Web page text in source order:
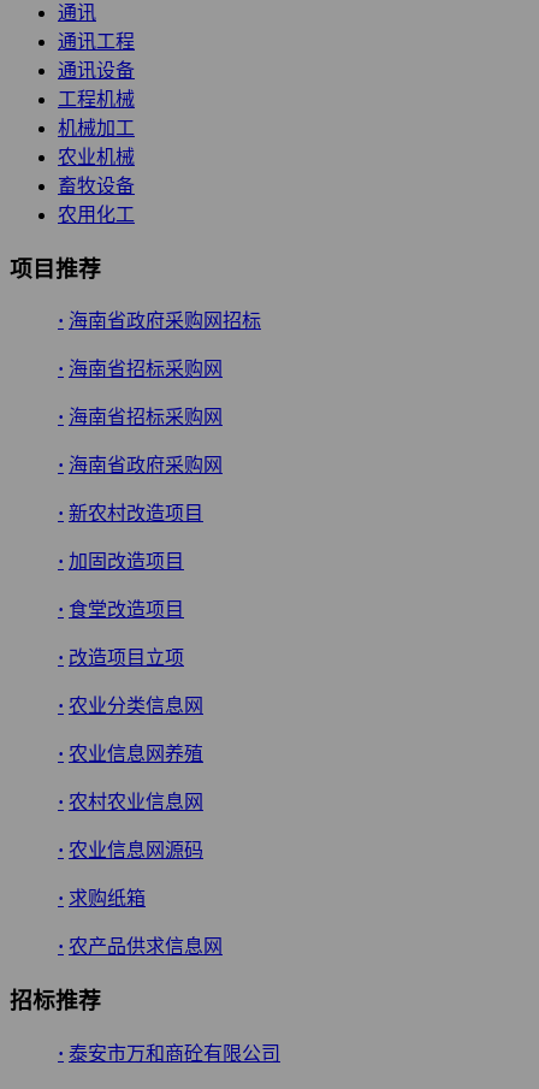
通讯
通讯工程
通讯设备
工程机械
机械加工
农业机械
畜牧设备
农用化工
项目推荐
· 海南省政府采购网招标
· 海南省招标采购网
· 海南省招标采购网
· 海南省政府采购网
· 新农村改造项目
· 加固改造项目
· 食堂改造项目
· 改造项目立项
· 农业分类信息网
· 农业信息网养殖
· 农村农业信息网
· 农业信息网源码
· 求购纸箱
· 农产品供求信息网
招标推荐
· 泰安市万和商砼有限公司